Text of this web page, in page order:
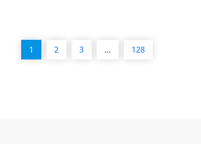
1 2 3 … 128